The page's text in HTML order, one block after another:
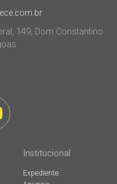
149, Dom Constantino.
Institucional
Expediente